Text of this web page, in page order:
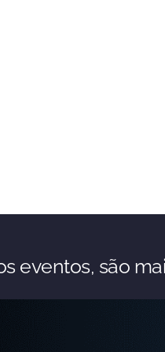
eventos, são